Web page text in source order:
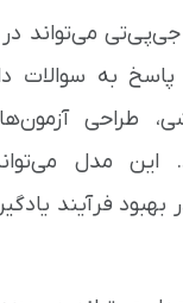
می‌تواند در
پاسخ به سوالات
طراحی آزمون‌ها
این مدل
بهبود فرآیند